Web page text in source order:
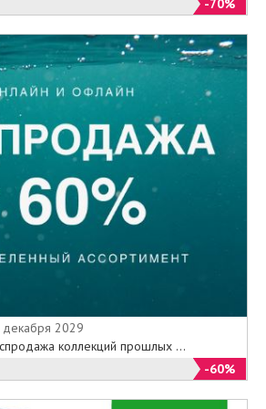
размеров и
помощь в
на оплату
Села.
и интернет-
систему
которой,
каталог
и ценой к
года, так и
Акции
-70%
2029
коллекций прошлых ...
-60%